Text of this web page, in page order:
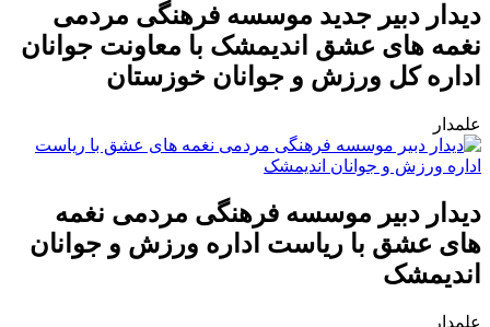
دیدار دبیر جدید موسسه فرهنگی مردمی
نغمه های عشق اندیمشک با معاونت جوانان
اداره کل ورزش و جوانان خوزستان
علمدار
دیدار دبیر موسسه فرهنگی مردمی نغمه
های عشق با ریاست اداره ورزش و جوانان
اندیمشک
علمدار